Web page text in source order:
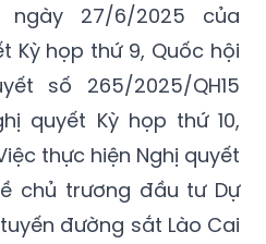
ngày 27/6/2025 của
Kỳ họp thứ 9, Quốc hội
số 265/2025/QH15
quyết Kỳ họp thứ 10,
thực hiện Nghị quyết
chủ trương đầu tư Dự
đường sắt Lào Cai